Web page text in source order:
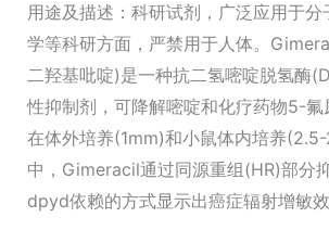
用途及描述：科研试剂，广泛应用于分
学等科研方面，严禁用于人体。
二羟基吡啶)是一种抗二氢嘧啶脱氢酶
性抑制剂，可降解嘧啶和化疗药物5-氟
在体外培养(1mm)和小鼠体内培养
中，Gimeracil通过同源重组(HR)部分
dpyd依赖的方式显示出癌症辐射增敏效